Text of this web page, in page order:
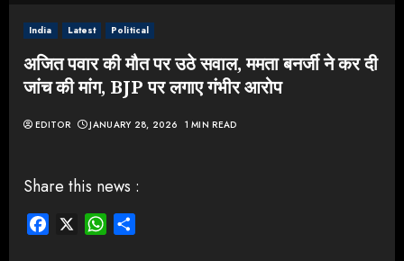
India Latest Political
अजित पवार की मौत पर उठे सवाल, ममता बनर्जी ने कर दी
जांच की मांग, BJP पर लगाए गंभीर आरोप
EDITOR JANUARY 28, 2026 1 MIN READ
Share this news :
Facebook WhatsApp